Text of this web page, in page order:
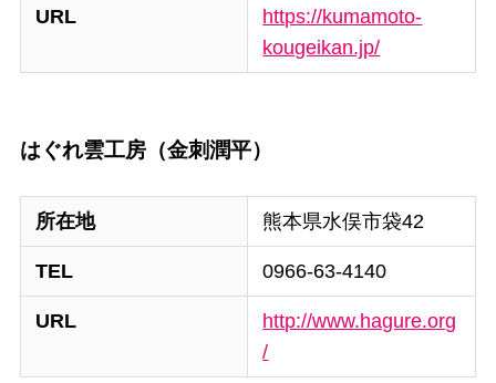
URL
https://kumamoto-
kougeikan.jp/
はぐれ雲工房（金刺潤平）
所在地 熊本県水俣市袋42
TEL 0966-63-4140
URL
http://www.hagure.org
/